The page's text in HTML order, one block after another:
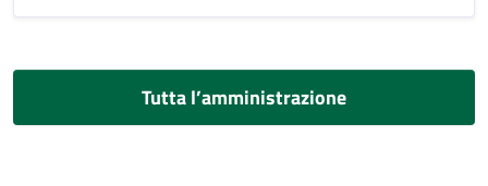
Tutta l’amministrazione